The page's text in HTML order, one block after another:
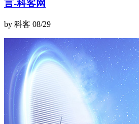
言-科客网
by 科客 08/29